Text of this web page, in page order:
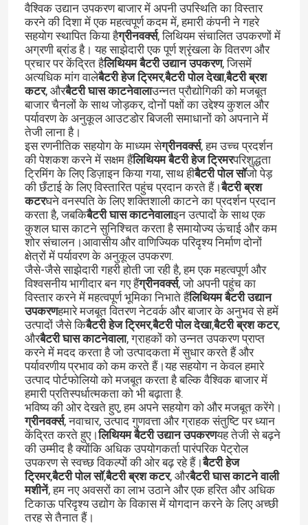
एक संदेश छोड़ें
वैश्विक उद्यान उपकरण बाजार में अपनी उपस्थिति का विस्तार
करने की दिशा में एक महत्वपूर्ण कदम में, हमारी कंपनी ने गहरे
सहयोग स्थापित किया हैग्रीनवर्क्स, लिथियम संचालित उपकरणों में
अग्रणी ब्रांड है। यह साझेदारी एक पूर्ण श्रृंखला के वितरण और
प्रचार पर केंद्रित हैलिथियम बैटरी उद्यान उपकरण, जिसमें
अत्यधिक मांग वालेबैटरी हेज ट्रिमर,बैटरी पोल देखा,बैटरी ब्रश
कटर, औरबैटरी घास काटनेवालाउन्नत प्रौद्योगिकी को मजबूत
बाजार चैनलों के साथ जोड़कर, दोनों पक्षों का उद्देश्य कुशल और
पर्यावरण के अनुकूल आउटडोर बिजली समाधानों को अपनाने में
तेजी लाना है।
इस रणनीतिक सहयोग के माध्यम सेग्रीनवर्क्स, हम उच्च प्रदर्शन
की पेशकश करने में सक्षम हैंलिथियम बैटरी हेज ट्रिमरपरिशुद्धता
ट्रिमिंग के लिए डिज़ाइन किया गया, साथ हीबैटरी पोल सॉजो पेड़
की छँटाई के लिए विस्तारित पहुंच प्रदान करते हैं।बैटरी ब्रश
कटरघने वनस्पति के लिए शक्तिशाली काटने का प्रदर्शन प्रदान
करता है, जबकिबैटरी घास काटनेवालाइन उत्पादों के साथ एक
कुशल घास काटने सुनिश्चित करता है समायोज्य ऊंचाई और कम
शोर संचालन।आवासीय और वाणिज्यिक परिदृश्य निर्माण दोनों
क्षेत्रों में पर्यावरण के अनुकूल उपकरण.
जैसे-जैसे साझेदारी गहरी होती जा रही है, हम एक महत्वपूर्ण और
विश्वसनीय भागीदार बन गए हैंग्रीनवर्क्स, जो अपनी पहुंच का
विस्तार करने में महत्वपूर्ण भूमिका निभाते हैंलिथियम बैटरी उद्यान
उपकरणहमारे मजबूत वितरण नेटवर्क और बाजार के अनुभव से हमें
उत्पादों जैसे किबैटरी हेज ट्रिमर,बैटरी पोल देखा,बैटरी ब्रश कटर,
औरबैटरी घास काटनेवाला, ग्राहकों को उन्नत उपकरण प्राप्त
करने में मदद करता है जो उत्पादकता में सुधार करते हैं और
पर्यावरणीय प्रभाव को कम करते हैं।यह सहयोग न केवल हमारे
उत्पाद पोर्टफोलियो को मजबूत करता है बल्कि वैश्विक बाजार में
हमारी प्रतिस्पर्धात्मकता को भी बढ़ाता है.
भविष्य की ओर देखते हुए, हम अपने सहयोग को और मजबूत करेंगे।
ग्रीनवर्क्स, नवाचार, उत्पाद गुणवत्ता और ग्राहक संतुष्टि पर ध्यान
केंद्रित करते हुए।लिथियम बैटरी उद्यान उपकरणयह तेजी से बढ़ने
की उम्मीद है क्योंकि अधिक उपयोगकर्ता पारंपरिक पेट्रोल
उपकरण से स्वच्छ विकल्पों की ओर बढ़ रहे हैं।बैटरी हेज
ट्रिमर,बैटरी पोल सॉ,बैटरी ब्रश कटर, औरबैटरी घास काटने वाली
मशीनें, हम नए अवसरों का लाभ उठाने और एक हरित और अधिक
टिकाऊ परिदृश्य उद्योग के विकास में योगदान करने के लिए अच्छी
तरह से तैनात हैं।